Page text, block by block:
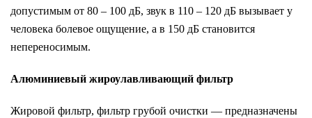
допустимым от 80 – 100 дБ, звук в 110 – 120 дБ вызывает у
человека болевое ощущение, а в 150 дБ становится
непереносимым.
Алюминиевый жироулавливающий фильтр
Жировой фильтр, фильтр грубой очистки — предназначены